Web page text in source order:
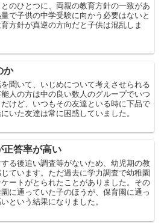
のひとつに、両親の教育方針の一致があ
で子供の中学受験に向かう必要はないと
方針が真逆の方向だと子供は混乱しま
か
聞いて、いじめについて考えさせられる
人の方は中の良い数人のグループでいつ
けど、いつもその友達といる時に下品で
いた友達は常に困惑していました。
正答率が高い
る後追い調査等がないため、幼児期の教
ています。ただ過去に学力調査で幼稚園
ートがとられたことがありました。その
に通っていた子のほうが、保育園に通っ
という結果になりました。